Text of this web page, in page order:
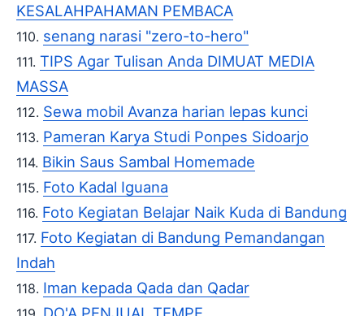
KESALAHPAHAMAN PEMBACA
senang narasi "zero-to-hero"
TIPS Agar Tulisan Anda DIMUAT MEDIA
MASSA
Sewa mobil Avanza harian lepas kunci
Pameran Karya Studi Ponpes Sidoarjo
Bikin Saus Sambal Homemade
Foto Kadal Iguana
Foto Kegiatan Belajar Naik Kuda di Bandung
Foto Kegiatan di Bandung Pemandangan
Indah
Iman kepada Qada dan Qadar